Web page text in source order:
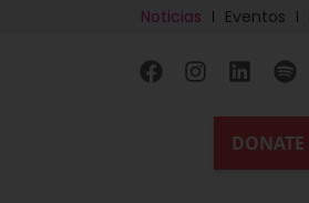
Noticias Eventos